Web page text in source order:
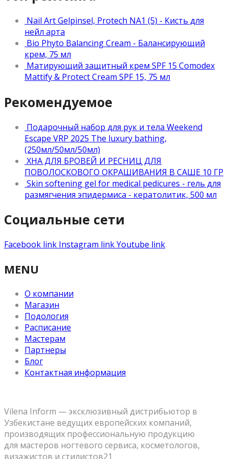
Nail Art Gelpinsel, Protech NA1 (5) - Кисть для
нейл арта
Bio Phyto Balancing Cream - Балансирующий
крем, 75 мл
Матирующий защитный крем SPF 15 Comodex
Mattify & Protect Cream SPF 15, 75 мл
Рекомендуемое
Подарочный набор для рук и тела Weekend
Escape VRP 2025 The luxury bathing,
(250мл/50мл/50мл)
ХНА ДЛЯ БРОВЕЙ И РЕСНИЦ ДЛЯ
ПОВОЛОСКОВОГО ОКРАШИВАНИЯ В САШЕ 10 ГР
Skin softening gel for medical pedicures - гель для
размягчения эпидермиса - кератолитик, 500 мл
Социальные сети
Facebook link Instagram linkYoutube link
MENU
О компании
Магазин
Подология
Расписание
Мастерам
Партнеры
Блог
Контактная информация
Vilena Inform — эксклюзивный дистрибьютор в
Узбекистане ведущих европейских компаний,
производящих профессиональную продукцию
для мастеров ногтевого сервиса, косметологов,
визажистов и стилистов21